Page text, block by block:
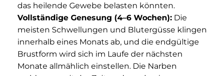
das heilende Gewebe belasten könnten.
Vollständige Genesung (4–6 Wochen):Die
meisten Schwellungen und Blutergüsse klingen
innerhalb eines Monats ab, und die endgültige
Brustform wird sich im Laufe der nächsten
Monate allmählich einstellen. Die Narben